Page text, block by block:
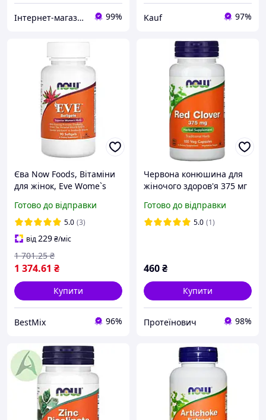
Інтернет-магазин Vitaminka 99% Kauf 97%
Єва Now Foods, Вітаміни
для жінок, Eve Wome`s
Готово до відправки
5.0 (3)
від229₴/міс
1 374.61 ₴
1 701.25 ₴
Купити
BestMix 96%
Червона конюшина для
жіночого здоров'я 375 мг
Red Clover 375 mg 100
Veg Caps
Готово до відправки
5.0 (1)
460₴
Купити
Протеїнович 98%